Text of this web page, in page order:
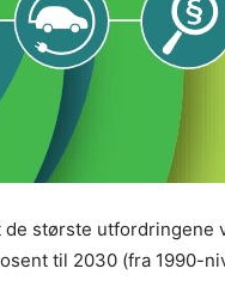
største
til 2030 (fra 1990-